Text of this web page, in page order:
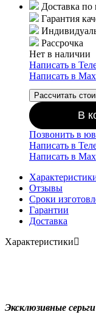
Доставка по
Гарантия
Рассрочка
Нет в наличии
Написать в
Написать в Мах
Рассчитать
В
Позвонить в
Написать в
Написать в Мах
Отзывы
Сроки
Гарантии
Доставка
Характеристики
Эксклюзивные серьги